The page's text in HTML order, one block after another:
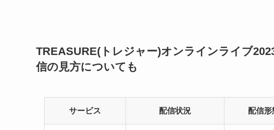
TREASURE(トレジャー)オンラインライブ
信の見方についても
サービス 配信状況 配信形